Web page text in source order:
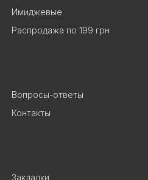
Имиджевые
Распродажа по 199 грн
Вопросы-ответы
Контакты
Закладки